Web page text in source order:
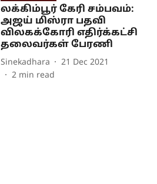
லக்கிம்பூர் கேரி சம்பவம்:
அஜய் மிஸ்ரா பதவி
விலகக்கோரி எதிர்க்கட்சி
தலைவர்கள் பேரணி
Sinekadhara
21 Dec 2021
2 min read